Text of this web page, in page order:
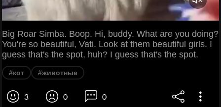
Big Roar Simba. Boop. Hi, buddy. What are you doing?
You're so beautiful, Vati. Look at them beautiful girls. I
guess that's the spot, huh? I guess that's the spot.
#кот #животные
3 0 0